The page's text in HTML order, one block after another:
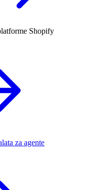
Shopify
za agente